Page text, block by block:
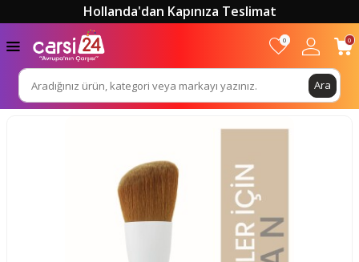
Hollanda'dan Kapınıza Teslimat
Ara
0 0